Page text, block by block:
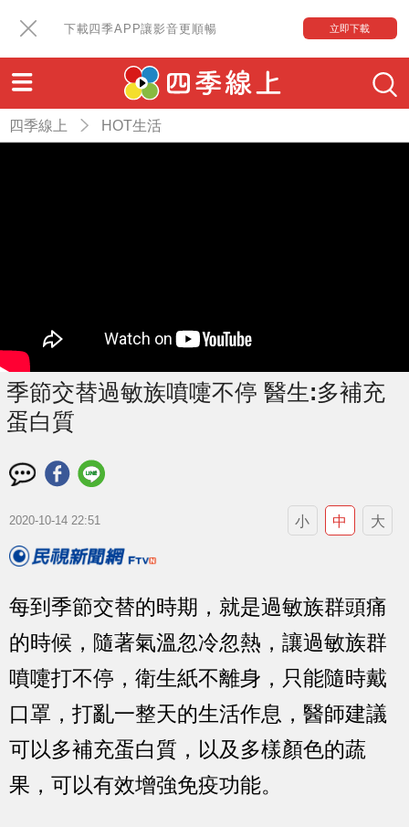
下載四季APP讓影音更順暢 立即下載
四季線上 HOT生活
季節交替過敏族噴嚏不停 醫生:多補充
蛋白質
2020-10-14 22:51 小 中 大
每到季節交替的時期，就是過敏族群頭痛
的時候，隨著氣溫忽冷忽熱，讓過敏族群
噴嚏打不停，衛生紙不離身，只能隨時戴
口罩，打亂一整天的生活作息，醫師建議
可以多補充蛋白質，以及多樣顏色的蔬
果，可以有效增強免疫功能。